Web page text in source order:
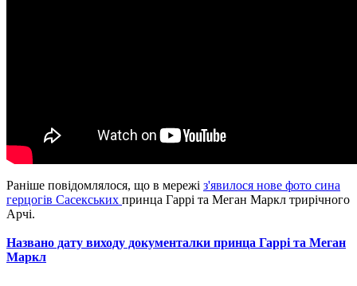
Раніше повідомлялося, що в мережі з'явилося нове фото сина
герцогів Сасекських принца Гаррі та Меган Маркл трирічного
Арчі.
Названо дату виходу документалки принца Гаррі та Меган
Маркл